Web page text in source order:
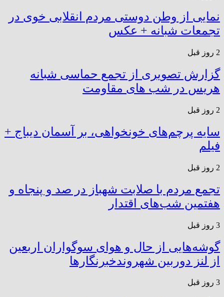
نمایی از وطن دوستی مردم انقلابی خوی در
تجمعات شبانه + عکس
2 روز قبل
گزارش تصویری از تجمع حماسی شبانه
هریس در شب های مقاومت
2 روز قبل
سایه پرچم‌های خونخواهی، بر آسمان دیباج +
فیلم
2 روز قبل
تجمع مردم با صلابت شهباز در صد و پنجاه و
هفتمین شب‌های اقتدار
3 روز قبل
گوشه‌هایی از حال و هوای سوگواران اربعین
از لنز دوربین شهروندخبرنگار‌ها
3 روز قبل